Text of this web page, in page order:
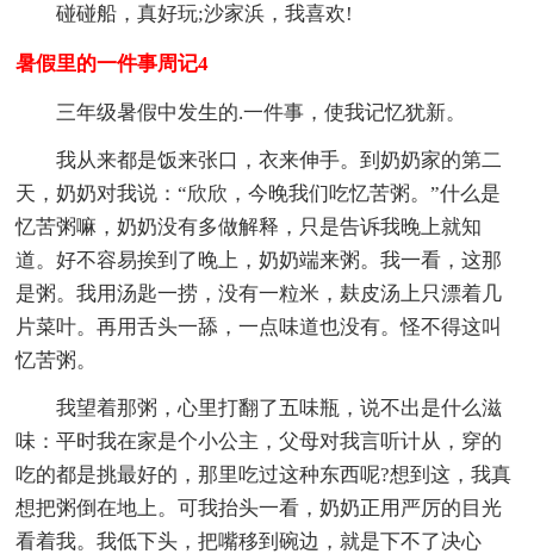
碰碰船，真好玩;沙家浜，我喜欢!
暑假里的一件事周记4
三年级暑假中发生的.一件事，使我记忆犹新。
我从来都是饭来张口，衣来伸手。到奶奶家的第二
天，奶奶对我说：“欣欣，今晚我们吃忆苦粥。”什么是
忆苦粥嘛，奶奶没有多做解释，只是告诉我晚上就知
道。好不容易挨到了晚上，奶奶端来粥。我一看，这那
是粥。我用汤匙一捞，没有一粒米，麸皮汤上只漂着几
片菜叶。再用舌头一舔，一点味道也没有。怪不得这叫
忆苦粥。
我望着那粥，心里打翻了五味瓶，说不出是什么滋
味：平时我在家是个小公主，父母对我言听计从，穿的
吃的都是挑最好的，那里吃过这种东西呢?想到这，我真
想把粥倒在地上。可我抬头一看，奶奶正用严厉的目光
看着我。我低下头，把嘴移到碗边，就是下不了决心